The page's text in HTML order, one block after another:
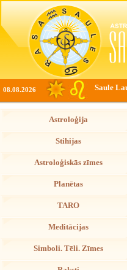
08.08.2026 Saule
Astroloģija
Stihijas
Astroloģiskās zīmes
Planētas
TARO
Meditācijas
Simboli. Tēli. Zīmes